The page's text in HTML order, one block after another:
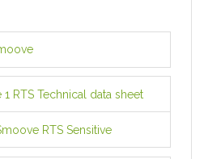
RTS Technical data sheet
RTS Sensitive